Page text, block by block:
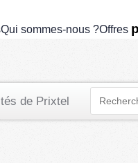
Qui sommes-nous ?Offres
de Prixtel